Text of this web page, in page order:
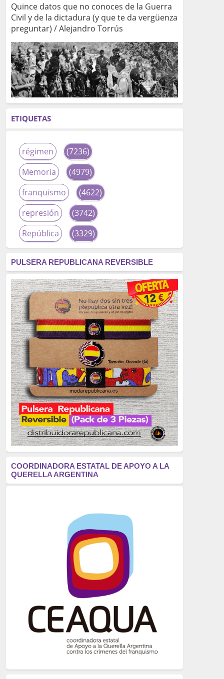
Quince datos que no conoces de la Guerra
Civil y de la dictadura (y que te da vergüenza
preguntar) / Alejandro Torrús
ETIQUETAS
régimen
(7236)
Memoria
(4979)
franquismo
(4622)
represión
(3742)
República
(3329)
fascismo
(2677)
tardofranquismo
(2320)
Actualidad
(2319)
monarquía
(2253)
borbones
(2176)
Cultura
(2163)
Guerra
(1674)
genocidio
(1234)
mujer
(1070)
Eventos
(914)
Crímenes del franquismo
(721)
(699)
(607)
neofranquismo
(567)
Justicia Universal
Derechos Humanos
(522)
Nacionalcatolicismo
(514)
PULSERA REPUBLICANA REVERSIBLE
COORDINADORA ESTATAL DE APOYO A LA
QUERELLA ARGENTINA